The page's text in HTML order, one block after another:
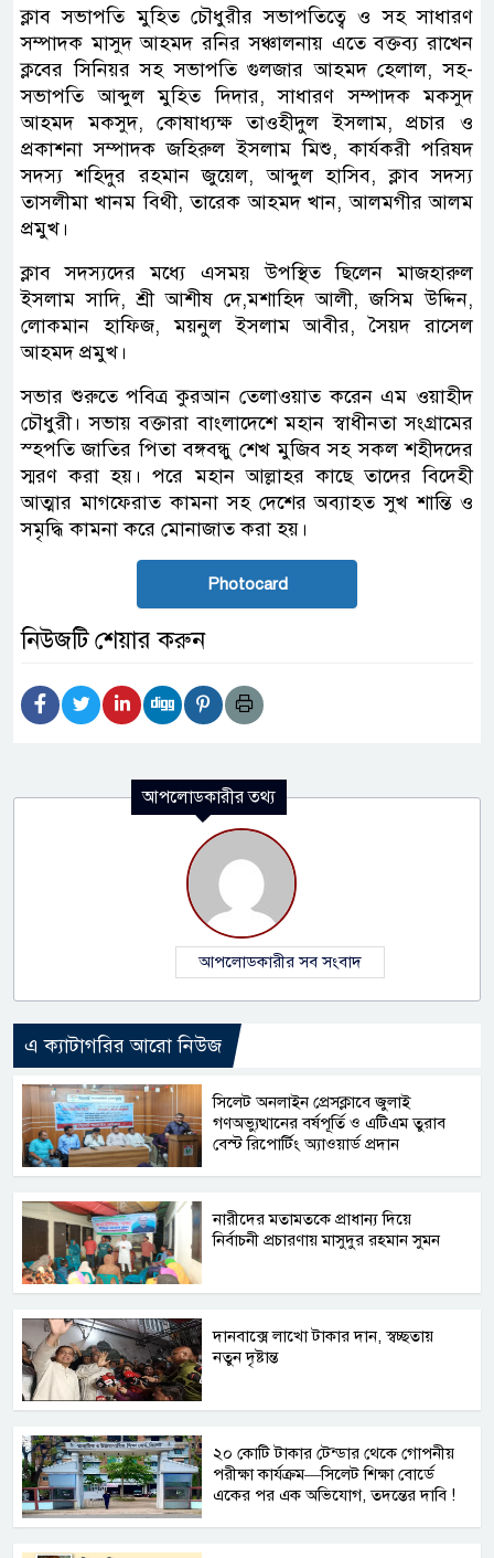
ক্লাব সভাপতি মুহিত চৌধুরীর সভাপতিত্বে ও সহ সাধারণ
সম্পাদক মাসুদ আহমদ রনির সঞ্চালনায় এতে বক্তব্য রাখেন
ক্লবের সিনিয়র সহ সভাপতি গুলজার আহমদ হেলাল, সহ-
সভাপতি আব্দুল মুহিত দিদার, সাধারণ সম্পাদক মকসুদ
আহমদ মকসুদ, কোষাধ্যক্ষ তাওহীদুল ইসলাম, প্রচার ও
প্রকাশনা সম্পাদক জহিরুল ইসলাম মিশু, কার্যকরী পরিষদ
সদস্য শহিদুর রহমান জুয়েল, আব্দুল হাসিব, ক্লাব সদস্য
তাসলীমা খানম বিথী, তারেক আহমদ খান, আলমগীর আলম
প্রমুখ।
ক্লাব সদস্যদের মধ্যে এসময় উপস্থিত ছিলেন মাজহারুল
ইসলাম সাদি, শ্রী আশীষ দে,মশাহিদ আলী, জসিম উদ্দিন,
লোকমান হাফিজ, ময়নুল ইসলাম আবীর, সৈয়দ রাসেল
আহমদ প্রমুখ।
সভার শুরুতে পবিত্র কুরআন তেলাওয়াত করেন এম ওয়াহীদ
চৌধুরী। সভায় বক্তারা বাংলাদেশে মহান স্বাধীনতা সংগ্রামের
স্হপতি জাতির পিতা বঙ্গবন্ধু শেখ মুজিব সহ সকল শহীদদের
স্মরণ করা হয়। পরে মহান আল্লাহর কাছে তাদের বিদেহী
আত্মার মাগফেরাত কামনা সহ দেশের অব্যাহত সুখ শান্তি ও
সমৃদ্ধি কামনা করে মোনাজাত করা হয়।
Photocard
নিউজটি শেয়ার করুন
আপলোডকারীর তথ্য
আপলোডকারীর সব সংবাদ
এ ক্যাটাগরির আরো নিউজ
সিলেট অনলাইন প্রেসক্লাবে জুলাই
গণঅভ্যুত্থানের বর্ষপূর্তি ও এটিএম তুরাব
বেস্ট রিপোর্টিং অ্যাওয়ার্ড প্রদান
নারীদের মতামতকে প্রাধান্য দিয়ে
নির্বাচনী প্রচারণায় মাসুদুর রহমান সুমন
দানবাক্সে লাখো টাকার দান, স্বচ্ছতায়
নতুন দৃষ্টান্ত
২০ কোটি টাকার টেন্ডার থেকে গোপনীয়
পরীক্ষা কার্যক্রম—সিলেট শিক্ষা বোর্ডে
একের পর এক অভিযোগ, তদন্তের দাবি !